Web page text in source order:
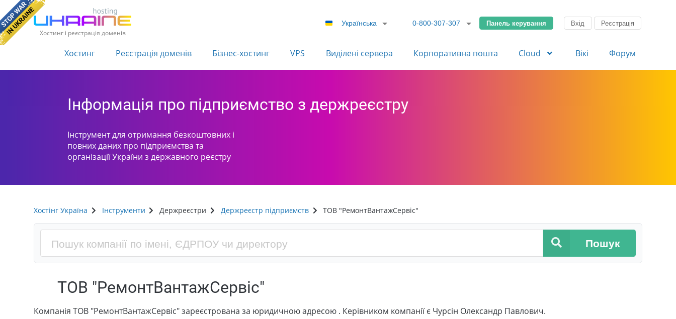
Хостинг і реєстрація доменів
Українська 0-800-307-307 Панель керування Вхід Реєстрація
Хостинг Реєстрація доменів Бізнес-хостинг VPS Виділені сервера Корпоративна пошта Cloud Вікі Форум
Інформація про підприємство з держреєстру
Інструмент для отримання безкоштовних і
повних даних про підприємства та
організації України з державного реєстру
Хостінг Україна Інструменти Держреєстри Держреєстр підприємств ТОВ "РемонтВантажСервіс"
Пошук
ТОВ "РемонтВантажСервіс"
Компанія ТОВ "РемонтВантажСервіс" зареєстрована за юридичною адресою . Керівником компанії є Чурсін Олександр Павлович.